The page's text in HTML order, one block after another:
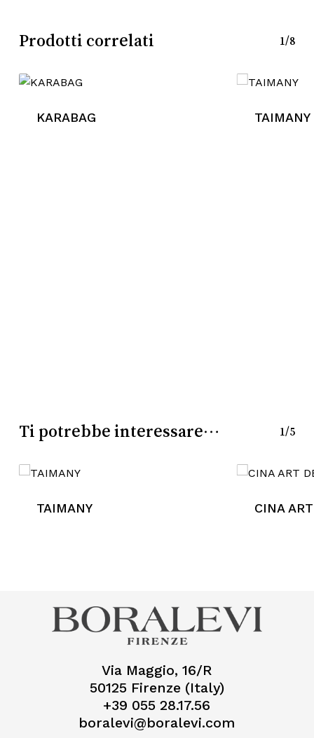
Prodotti correlati 1/8
KARABAG TAIMANY
Ti potrebbe interessare… 1/5
TAIMANY CINA
Via Maggio, 16/R
50125 Firenze (Italy)
+39 055 28.17.56
boralevi@boralevi.com